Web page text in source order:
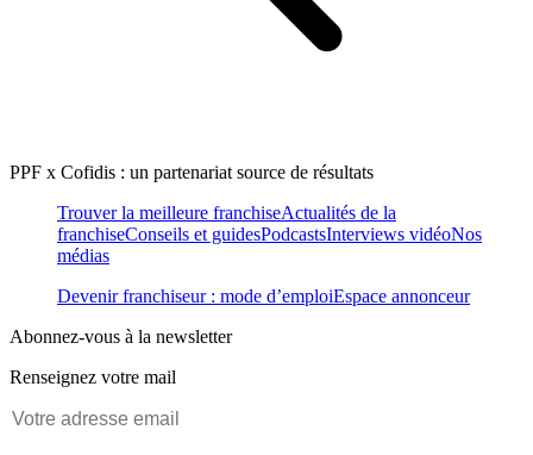
PPF x Cofidis : un partenariat source de résultats
Trouver la meilleure franchiseActualités de la
franchiseConseils et guidesPodcastsInterviews vidéoNos
médias
Devenir franchiseur : mode d’emploiEspace annonceur
Abonnez-vous à la newsletter
Renseignez votre mail